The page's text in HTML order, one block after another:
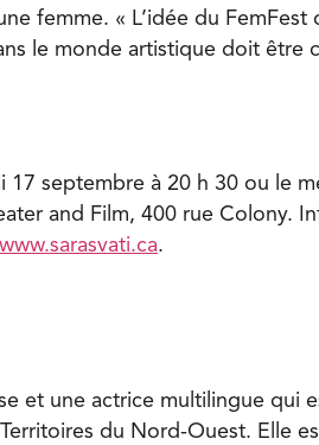
femme. « L’idée du FemFest
le monde artistique doit être
17 septembre à 20 h 30 ou le
and Film, 400 rue Colony.
www.sarasvati.ca.
et une actrice multilingue qui
du Nord-Ouest. Elle